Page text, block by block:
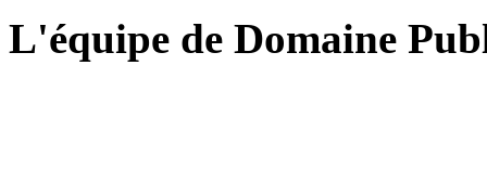
L'équipe de Domaine